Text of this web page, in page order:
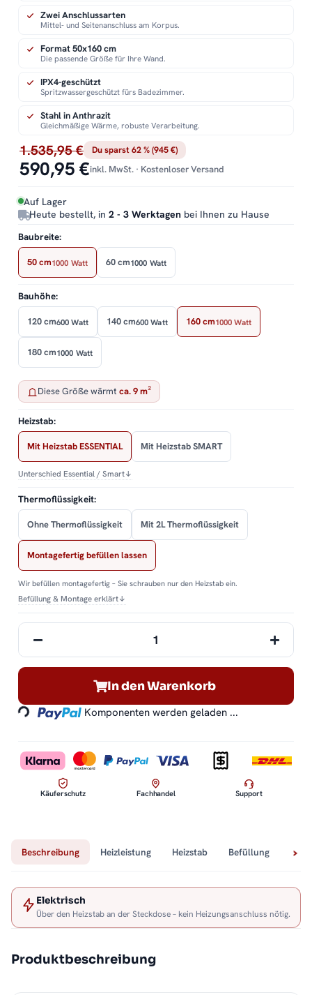
1.535,95 € Du sparst 62 % (945 €)
590,95 €inkl. MwSt. · Kostenloser Versand
Auf Lager
Heute bestellt, in 2 - 3 Werktagen bei Ihnen zu Hause
Zwei Anschlussarten
Mittel- und Seitenanschluss am Korpus.
Format 50x160 cm
Die passende Größe für Ihre Wand.
IPX4-geschützt
Spritzwassergeschützt fürs Badezimmer.
Stahl in Anthrazit
Gleichmäßige Wärme, robuste Verarbeitung.
Baubreite:
50 cm1000 Watt 60 cm1000 Watt
Bauhöhe:
120 cm600 Watt 140 cm600 Watt 160 cm1000 Watt
180 cm1000 Watt
Diese Größe wärmt ca. 9 m²
Heizstab:
Mit Heizstab ESSENTIAL Mit Heizstab SMART
Unterschied Essential / Smart↓
Thermoflüssigkeit:
Ohne Thermoflüssigkeit Mit 2L Thermoflüssigkeit
Montagefertig befüllen lassen
Wir befüllen montagefertig – Sie schrauben nur den Heizstab ein.
Befüllung & Montage erklärt↓
In den Warenkorb
Loading... Komponenten werden geladen ...
Käuferschutz Fachhandel Support
Beschreibung Heizleistung Heizstab Befüllung
Elektrisch
Über den Heizstab an der Steckdose – kein Heizungsanschluss nötig.
Produktbeschreibung